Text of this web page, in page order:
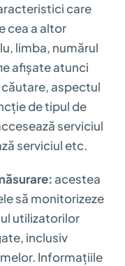
care
cea a altor
limba, numărul
afișate atunci
aspectul
de tipul de
serviciul
serviciul etc.
acestea
să monitorizeze
utilizatorilor
inclusiv
Informațiile